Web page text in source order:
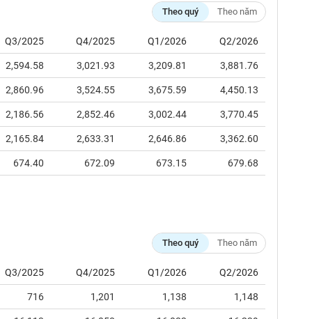
Theo quý Theo năm
Q3/2025 Q4/2025 Q1/2026 Q2/2026
2,594.58 3,021.93 3,209.81 3,881.76
2,860.96 3,524.55 3,675.59 4,450.13
2,186.56 2,852.46 3,002.44 3,770.45
2,165.84 2,633.31 2,646.86 3,362.60
674.40 672.09 673.15 679.68
Theo quý Theo năm
Q3/2025 Q4/2025 Q1/2026 Q2/2026
716 1,201 1,138 1,148